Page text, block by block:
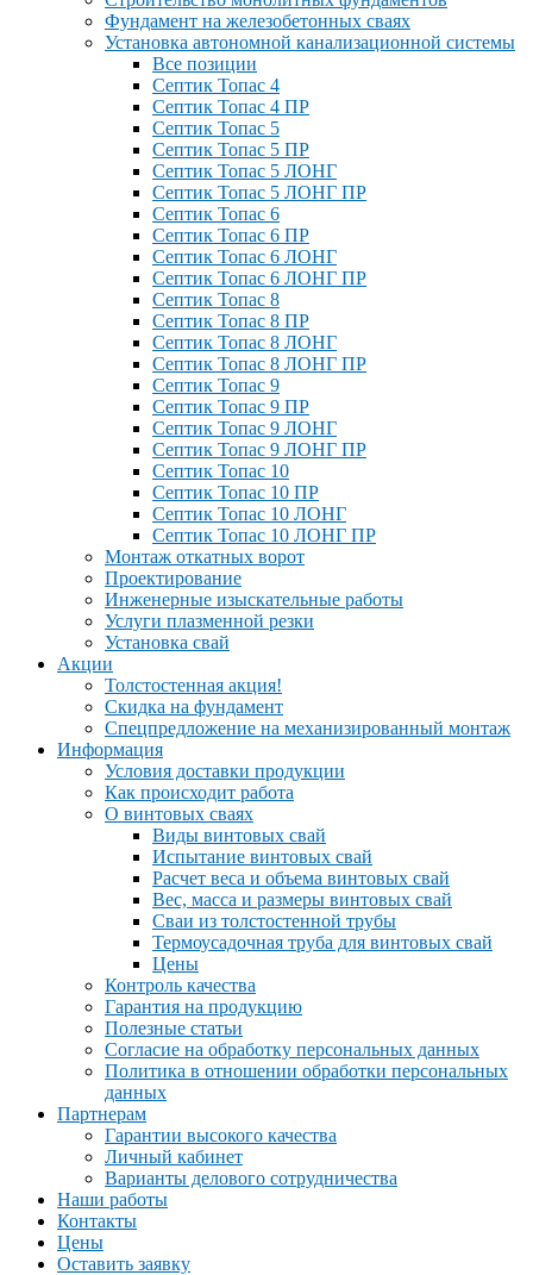
Фундамент на железобетонных сваях
Установка автономной канализационной системы
Все позиции
Септик Топас 4
Септик Топас 4 ПР
Септик Топас 5
Септик Топас 5 ПР
Септик Топас 5 ЛОНГ
Септик Топас 5 ЛОНГ ПР
Септик Топас 6
Септик Топас 6 ПР
Септик Топас 6 ЛОНГ
Септик Топас 6 ЛОНГ ПР
Септик Топас 8
Септик Топас 8 ПР
Септик Топас 8 ЛОНГ
Септик Топас 8 ЛОНГ ПР
Септик Топас 9
Септик Топас 9 ПР
Септик Топас 9 ЛОНГ
Септик Топас 9 ЛОНГ ПР
Септик Топас 10
Септик Топас 10 ПР
Септик Топас 10 ЛОНГ
Септик Топас 10 ЛОНГ ПР
Монтаж откатных ворот
Проектирование
Инженерные изыскательные работы
Услуги плазменной резки
Установка свай
Акции
Толстостенная акция!
Скидка на фундамент
Спецпредложение на механизированный монтаж
Информация
Условия доставки продукции
Как происходит работа
О винтовых сваях
Виды винтовых свай
Испытание винтовых свай
Расчет веса и объема винтовых свай
Вес, масса и размеры винтовых свай
Сваи из толстостенной трубы
Термоусадочная труба для винтовых свай
Цены
Контроль качества
Гарантия на продукцию
Полезные статьи
Согласие на обработку персональных данных
Политика в отношении обработки персональных
данных
Партнерам
Гарантии высокого качества
Личный кабинет
Варианты делового сотрудничества
Наши работы
Контакты
Цены
Оставить заявку